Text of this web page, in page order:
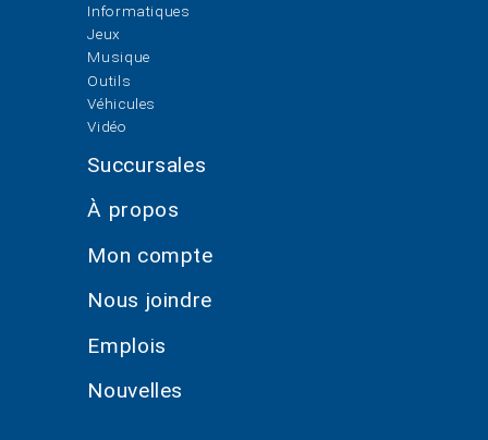
Informatiques
Jeux
Musique
Outils
Véhicules
Vidéo
Succursales
À propos
Mon compte
Nous joindre
Emplois
Nouvelles